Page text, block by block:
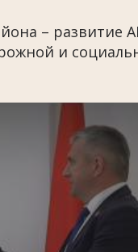
– развитие
и